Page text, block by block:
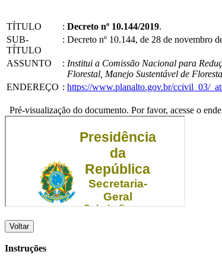
TÍTULO : Decreto nº 10.144/2019.
SUB-
TÍTULO
: Decreto nº 10.144, de 28 de novembro
ASSUNTO : Institui a Comissão Nacional para
Florestal, Manejo Sustentável de
ENDEREÇO : https://www.planalto.gov.br/ccivil_03/
Pré-visualização do documento. Por favor, acesse o
Voltar
Instruções